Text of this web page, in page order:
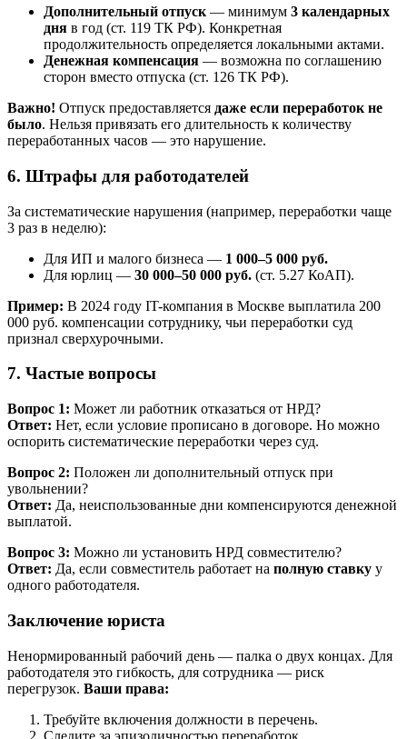
Дополнительный отпуск — минимум 3 календарных
дня в год (ст. 119 ТК РФ). Конкретная
продолжительность определяется локальными актами.
Денежная компенсация — возможна по соглашению
сторон вместо отпуска (ст. 126 ТК РФ).
Важно! Отпуск предоставляется даже если переработок не
было. Нельзя привязать его длительность к количеству
переработанных часов — это нарушение.
6. Штрафы для работодателей
За систематические нарушения (например, переработки чаще
3 раз в неделю):
Для ИП и малого бизнеса — 1 000–5 000 руб.
Для юрлиц — 30 000–50 000 руб. (ст. 5.27 КоАП).
Пример: В 2024 году IT-компания в Москве выплатила 200
000 руб. компенсации сотруднику, чьи переработки суд
признал сверхурочными.
7. Частые вопросы
Вопрос 1: Может ли работник отказаться от НРД?
Ответ: Нет, если условие прописано в договоре. Но можно
оспорить систематические переработки через суд.
Вопрос 2: Положен ли дополнительный отпуск при
увольнении?
Ответ: Да, неиспользованные дни компенсируются денежной
выплатой.
Вопрос 3: Можно ли установить НРД совместителю?
Ответ: Да, если совместитель работает на полную ставку у
одного работодателя.
Заключение юриста
Ненормированный рабочий день — палка о двух концах. Для
работодателя это гибкость, для сотрудника — риск
перегрузок. Ваши права:
Требуйте включения должности в перечень.
Следите за эпизодичностью переработок.